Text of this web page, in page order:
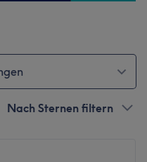
Nach Sternen filtern